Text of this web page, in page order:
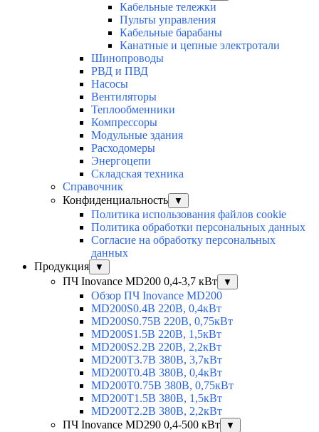
Кабельные тележки
Пульты управления
Кабельные барабаны
Канатные и цепные электротали
Шинопроводы
РВД и ПВД
Насосы
Вентиляторы
Теплообменники
Компрессоры
Модульные здания
Расходомеры
Энергоцепи
Складская техника
Справочник
Конфиденциальность
▼
Политика использования файлов cookie
Политика обработки персональных данных
Согласие на обработку персональных
данных
Продукция
▼
ПЧ Inovance MD200 0,4-3,7 кВт ▼
Обзор ПЧ Inovance MD200
MD200S0.4B 220В, 0,4кВт
MD200S0.75B 220В, 0,75кВт
MD200S1.5B 220В, 1,5кВт
MD200S2.2B 220В, 2,2кВт
MD200T3.7B 380В, 3,7кВт
MD200T0.4B 380В, 0,4кВт
MD200T0.75B 380В, 0,75кВт
MD200T1.5B 380В, 1,5кВт
MD200T2.2B 380В, 2,2кВт
ПЧ Inovance MD290 0,4-500 кВт
▼